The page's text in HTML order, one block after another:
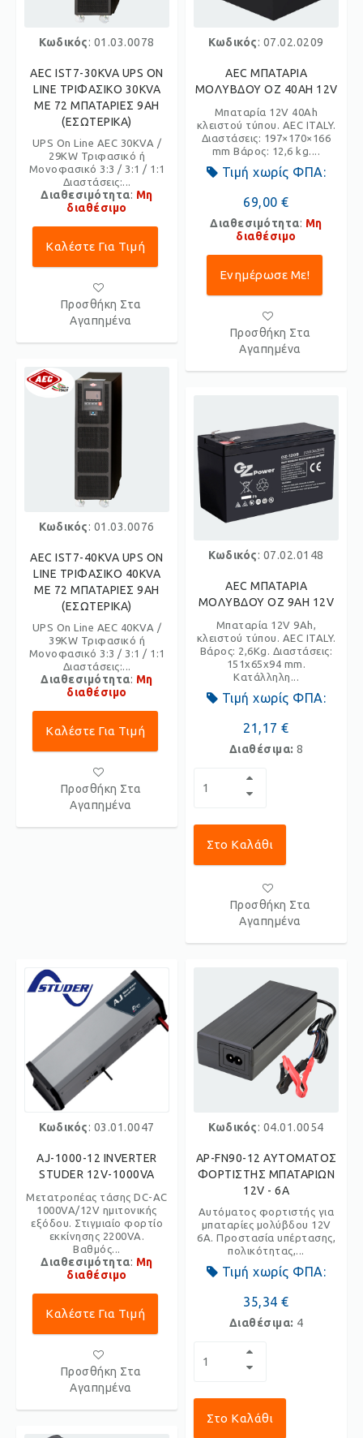
Κωδικός: 01.03.0078
AEC IST7-30KVA UPS ON
LINE ΤΡΙΦΑΣΙΚΟ 30KVA
ΜΕ 72 ΜΠΑΤΑΡΙΕΣ 9AH
(ΕΣΩΤΕΡΙΚΑ)
UPS On Line AEC 30KVA /
29KW Τριφασικό ή
Μονοφασικό 3:3 / 3:1 / 1:1
Διαστάσεις:...
Διαθεσιμότητα: Μη
διαθέσιμο
Καλέστε Για Τιμή
Προσθήκη Στα
Αγαπημένα
Κωδικός: 01.03.0076
AEC IST7-40KVA UPS ON
LINE ΤΡΙΦΑΣΙΚΟ 40KVA
ΜΕ 72 ΜΠΑΤΑΡΙΕΣ 9AH
(ΕΣΩΤΕΡΙΚΑ)
UPS On Line AEC 40KVA /
39KW Τριφασικό ή
Μονοφασικό 3:3 / 3:1 / 1:1
Διαστάσεις:...
Διαθεσιμότητα: Μη
διαθέσιμο
Καλέστε Για Τιμή
Προσθήκη Στα
Αγαπημένα
Κωδικός: 07.02.0209
AEC ΜΠΑΤΑΡΙΑ
ΜΟΛΥΒΔΟΥ OZ 40AH 12V
Μπαταρία 12V 40Ah
κλειστού τύπου. AEC ITALY.
Διαστάσεις: 197×170×166
mm Βάρος: 12,6 kg....
Τιμή χωρίς ΦΠΑ:
69,00 €
Διαθεσιμότητα: Μη
διαθέσιμο
Ενημέρωσε Με!
Προσθήκη Στα
Αγαπημένα
Κωδικός: 07.02.0148
AEC ΜΠΑΤΑΡΙΑ
ΜΟΛΥΒΔΟΥ OZ 9AH 12V
Μπαταρία 12V 9Ah,
κλειστού τύπου. AEC ITALY.
Βάρος: 2,6Kg. Διαστάσεις:
151x65x94 mm.
Κατάλληλη...
Τιμή χωρίς ΦΠΑ:
21,17 €
Διαθέσιμα: 8
Στο Καλάθι
Προσθήκη Στα
Αγαπημένα
Κωδικός: 03.01.0047
AJ-1000-12 INVERTER
STUDER 12V-1000VA
Μετατροπέας τάσης DC-AC
1000VA/12V ημιτονικής
εξόδου. Στιγμιαίο φορτίο
εκκίνησης 2200VA.
Βαθμός...
Διαθεσιμότητα: Μη
διαθέσιμο
Καλέστε Για Τιμή
Προσθήκη Στα
Αγαπημένα
Κωδικός: 04.01.0054
AP-FN90-12 ΑΥΤΟΜΑΤΟΣ
ΦΟΡΤΙΣΤΗΣ ΜΠΑΤΑΡΙΩΝ
12V - 6A
Αυτόματος φορτιστής για
μπαταρίες μολύβδου 12V
6Α. Προστασία υπέρτασης,
πολικότητας,...
Τιμή χωρίς ΦΠΑ:
35,34 €
Διαθέσιμα: 4
Στο Καλάθι